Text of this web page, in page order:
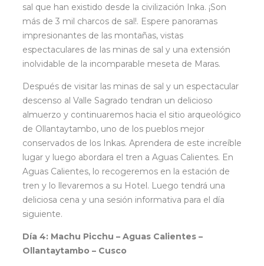
sal que han existido desde la civilización Inka. ¡Son
más de 3 mil charcos de sal!. Espere panoramas
impresionantes de las montañas, vistas
espectaculares de las minas de sal y una extensión
inolvidable de la incomparable meseta de Maras.
Después de visitar las minas de sal y un espectacular
descenso al Valle Sagrado tendran un delicioso
almuerzo y continuaremos hacia el sitio arqueológico
de Ollantaytambo, uno de los pueblos mejor
conservados de los Inkas. Aprendera de este increíble
lugar y luego abordara el tren a Aguas Calientes. En
Aguas Calientes, lo recogeremos en la estación de
tren y lo llevaremos a su Hotel. Luego tendrá una
deliciosa cena y una sesión informativa para el día
siguiente.
Día 4: Machu Picchu – Aguas Calientes –
Ollantaytambo – Cusco